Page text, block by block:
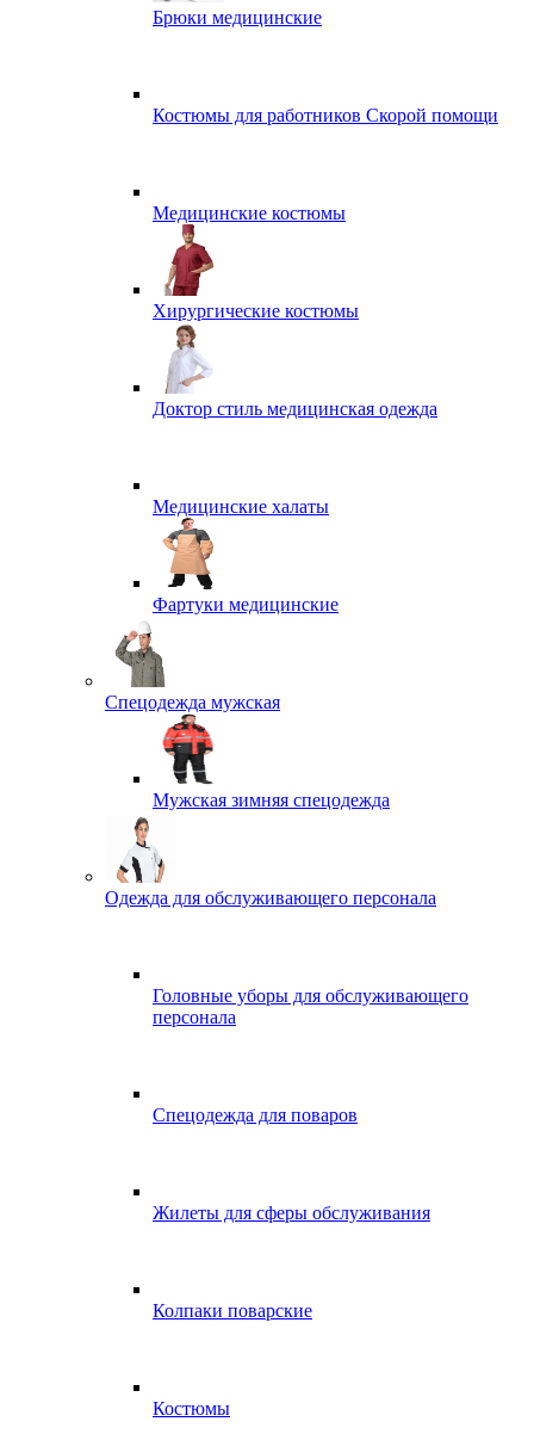
Брюки медицинские
Костюмы для работников Скорой помощи
Медицинские костюмы
Хирургические костюмы
Доктор стиль медицинская одежда
Медицинские халаты
Фартуки медицинские
Спецодежда мужская
Мужская зимняя спецодежда
Одежда для обслуживающего персонала
Головные уборы для обслуживающего
персонала
Спецодежда для поваров
Жилеты для сферы обслуживания
Колпаки поварские
Костюмы